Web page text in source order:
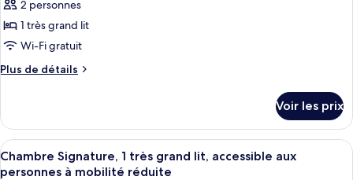
grand
lit
(Hideaway)
pour
ce
type
chambre :
très
grand
lit,
2 personnes
1 très grand lit
Wi-Fi gratuit
Plus de détails
Plus
le
type
de
chambre
Voir les prix
Afficher
toutes
Une chambre d’hôtel équipée d’un
8
Chambre Signature, 1 très grand lit, accessible aux
personnes à mobilité réduite